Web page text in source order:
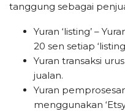
tanggung sebagai
Yuran ‘listing’ –
20 sen setiap
Yuran transaksi
jualan.
Yuran
menggunakan